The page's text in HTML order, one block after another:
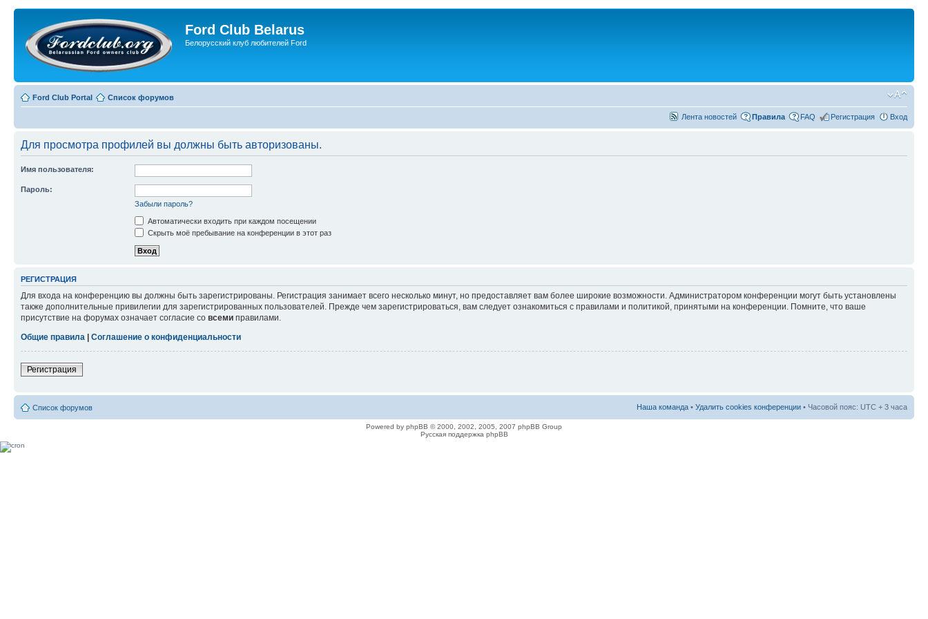
Ford Club Belarus
Белорусский клуб любителей Ford
Ford Club Portal Список форумов
Лента новостей Правила FAQ Регистрация Вход
Для просмотра профилей вы должны быть авторизованы.
Имя пользователя:
Пароль:
Забыли пароль?
Автоматически входить при каждом посещении
Скрыть моё пребывание на конференции в этот раз
РЕГИСТРАЦИЯ
Для входа на конференцию вы должны быть зарегистрированы. Регистрация занимает всего несколько минут, но предоставляет вам более широкие возможности. Администратором конференции могут быть установлены
также дополнительные привилегии для зарегистрированных пользователей. Прежде чем зарегистрироваться, вам следует ознакомиться с правилами и политикой, принятыми на конференции. Помните, что ваше
присутствие на форумах означает согласие со всеми правилами.
Общие правила | Соглашение о конфиденциальности
Регистрация
Список форумов Наша команда • Удалить cookies конференции • Часовой пояс: UTC + 3 часа
Powered by phpBB © 2000, 2002, 2005, 2007 phpBB Group
Русская поддержка phpBB